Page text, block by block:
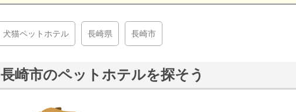
犬猫ペットホテル 長崎県 長崎市
長崎市のペットホテルを探そう